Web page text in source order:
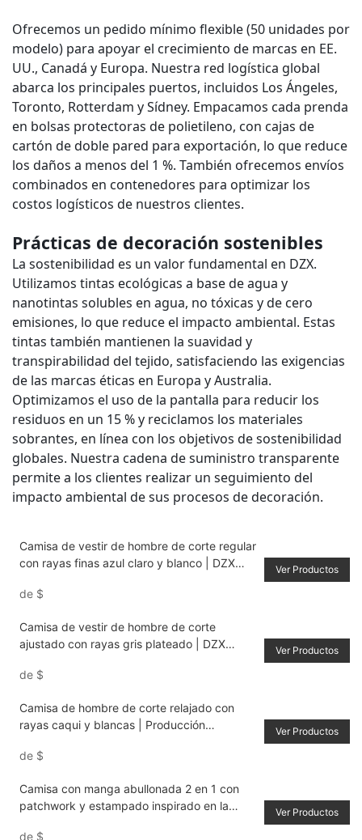
Ofrecemos un pedido mínimo flexible (50 unidades por
modelo) para apoyar el crecimiento de marcas en EE.
UU., Canadá y Europa. Nuestra red logística global
abarca los principales puertos, incluidos Los Ángeles,
Toronto, Rotterdam y Sídney. Empacamos cada prenda
en bolsas protectoras de polietileno, con cajas de
cartón de doble pared para exportación, lo que reduce
los daños a menos del 1 %. También ofrecemos envíos
combinados en contenedores para optimizar los
costos logísticos de nuestros clientes.
Prácticas de decoración sostenibles
La sostenibilidad es un valor fundamental en DZX.
Utilizamos tintas ecológicas a base de agua y
nanotintas solubles en agua, no tóxicas y de cero
emisiones, lo que reduce el impacto ambiental. Estas
tintas también mantienen la suavidad y
transpirabilidad del tejido, satisfaciendo las exigencias
de las marcas éticas en Europa y Australia.
Optimizamos el uso de la pantalla para reducir los
residuos en un 15 % y reciclamos los materiales
sobrantes, en línea con los objetivos de sostenibilidad
globales. Nuestra cadena de suministro transparente
permite a los clientes realizar un seguimiento del
impacto ambiental de sus procesos de decoración.
Camisa de vestir de hombre de corte regular
con rayas finas azul claro y blanco | DZX
OEM/ODM
de $
Ver Productos
Camisa de vestir de hombre de corte
ajustado con rayas gris plateado | DZX
calidad
de $
Ver Productos
Camisa de hombre de corte relajado con
rayas caqui y blancas | Producción
de $
Ver Productos
Camisa con manga abullonada 2 en 1 con
patchwork y estampado inspirado en la
de $
Ver Productos